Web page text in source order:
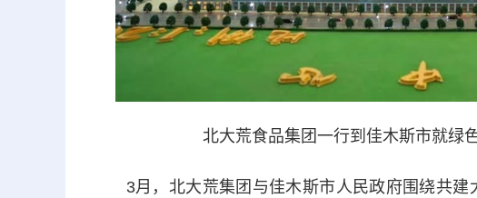
北大荒食品集团一行到佳木斯市就绿
3月，北大荒集团与佳木斯市人民政府围绕共建